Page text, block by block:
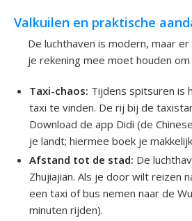
Valkuilen en praktische
De luchthaven is modern, maar
je rekening mee moet houden
Taxi-chaos: Tijdens spitsuren is
taxi te vinden. De rij bij de
Download de app Didi (de
je landt; hiermee boek je
Afstand tot de stad: De
Zhujiajian. Als je door wilt reizen
een taxi of bus nemen naar de
minuten rijden).